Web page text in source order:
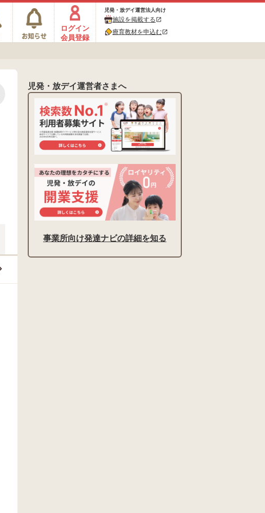
ログイン
会員登録
児発・放デイ運営法人向け
施設を掲載するopen_in_new
療育教材を申込むopen_in_new
児発・放デイ運営者さまへ
事業所向け発達ナビの詳細を知る